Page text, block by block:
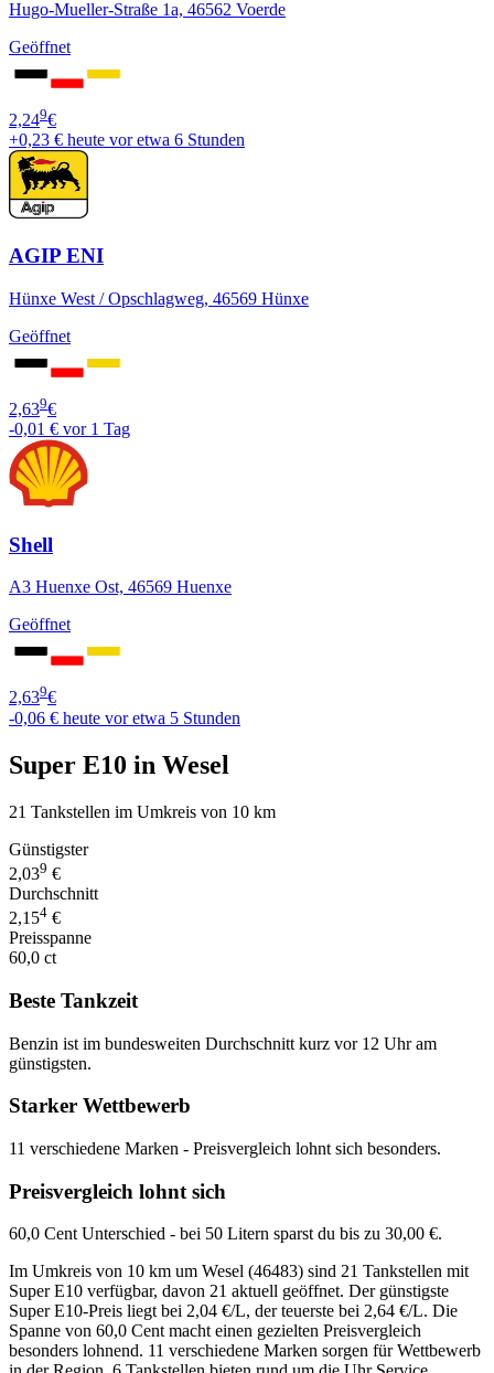
Hugo-Mueller-Straße 1a, 46562 Voerde
Geöffnet
2,249€
+0,23 € heute vor etwa 6 Stunden
AGIP ENI
Hünxe West / Opschlagweg, 46569 Hünxe
Geöffnet
2,639€
-0,01 € vor 1 Tag
Shell
A3 Huenxe Ost, 46569 Huenxe
Geöffnet
2,639€
-0,06 € heute vor etwa 5 Stunden
Super E10 in Wesel
21 Tankstellen im Umkreis von 10 km
Günstigster
2,039 €
Durchschnitt
2,154 €
Preisspanne
60,0 ct
Beste Tankzeit
Benzin ist im bundesweiten Durchschnitt kurz vor 12 Uhr am
günstigsten.
Starker Wettbewerb
11 verschiedene Marken - Preisvergleich lohnt sich besonders.
Preisvergleich lohnt sich
60,0 Cent Unterschied - bei 50 Litern sparst du bis zu 30,00 €.
Im Umkreis von 10 km um Wesel (46483) sind 21 Tankstellen mit
Super E10 verfügbar, davon 21 aktuell geöffnet. Der günstigste
Super E10-Preis liegt bei 2,04 €/L, der teuerste bei 2,64 €/L. Die
Spanne von 60,0 Cent macht einen gezielten Preisvergleich
besonders lohnend. 11 verschiedene Marken sorgen für Wettbewerb